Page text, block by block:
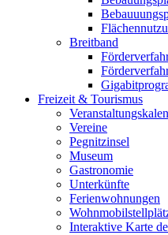
Breitband
Freizeit & Tourismus
Vereine
Pegnitzinsel
Museum
Gastronomie
Unterkünfte
Ferienwohnungen
Interaktive Karte